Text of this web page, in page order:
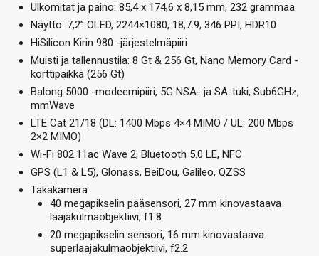
Ulkomitat ja paino: 85,4 x 174,6 x 8,15 mm, 232 grammaa
Näyttö: 7,2” OLED, 2244×1080, 18,7:9, 346 PPI, HDR10
HiSilicon Kirin 980 -järjestelmäpiiri
Muisti ja tallennustila: 8 Gt & 256 Gt, Nano Memory Card -
korttipaikka (256 Gt)
Balong 5000 -modeemipiiri, 5G NSA- ja SA-tuki, Sub6GHz,
mmWave
LTE Cat 21/18 (DL: 1400 Mbps 4×4 MIMO / UL: 200 Mbps
2×2 MIMO)
Wi-Fi 802.11ac Wave 2, Bluetooth 5.0 LE, NFC
GPS (L1 & L5), Glonass, BeiDou, Galileo, QZSS
Takakamera:
40 megapikselin pääsensori, 27 mm kinovastaava
laajakulmaobjektiivi, f1.8
20 megapikselin sensori, 16 mm kinovastaava
superlaajakulmaobjektiivi, f2.2